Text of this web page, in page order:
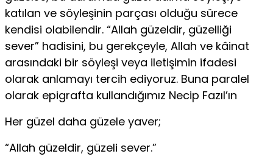
katılan ve söyleşinin parçası olduğu sürece
kendisi olabilendir. “Allah güzeldir, güzelliği
sever” hadisini, bu gerekçeyle, Allah ve kâinat
arasındaki bir söyleşi veya iletişimin ifadesi
olarak anlamayı tercih edi­yoruz. Buna paralel
olarak epigrafta kullandığımız Necip Fazıl’ın
Her güzel daha güzele yaver;
“Allah güzeldir, güzeli sever.”